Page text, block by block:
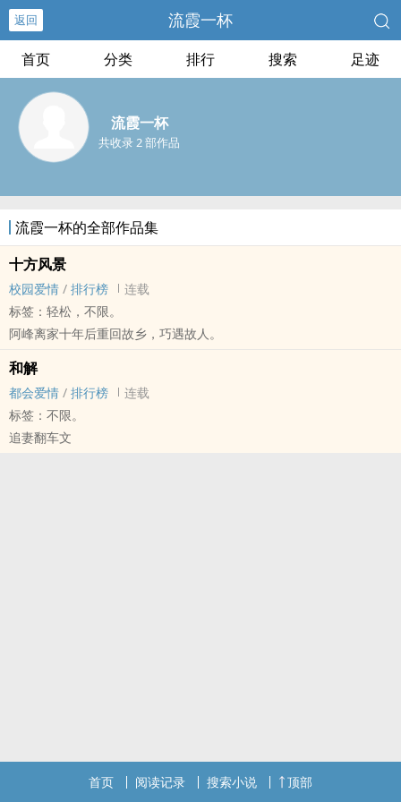
返回 流霞一杯
首页 分类 排行 搜索 足迹
流霞一杯
共收录 2 部作品
流霞一杯的全部作品集
十方风景
校园爱情 / 排行榜
连载
标签：轻松，不限。
阿峰离家十年后重回故乡，巧遇故人。
和解
都会爱情 / 排行榜
连载
标签：不限。
追妻翻车文
首页 阅读记录 搜索小说 顶部